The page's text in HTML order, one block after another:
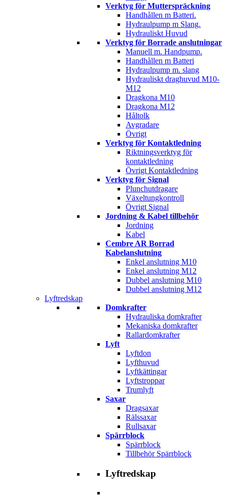
Verktyg för Mutterspräckning
Handhållen m Batteri.
Hydraulpump m Slang.
Hydrauliskt Huvud
Verktyg för Borrade anslutningar
Manuell m. Handpump.
Handhållen m Batteri
Hydraulpump m. slang
Hydrauliskt draghuvud M10-
M12
Dragkona M10
Dragkona M12
Håltolk
Avgradare
Övrigt
Verktyg för Kontaktledning
Riktningsverktyg för
kontaktledning
Övrigt Kontaktledning
Verktyg för Signal
Plunchutdragare
Växeltungkontroll
Övrigt Signal
Jordning & Kabel tillbehör
Jordning
Kabel
Cembre AR Borrad
Kabelanslutning
Enkel anslutning M10
Enkel anslutning M12
Dubbel anslutning M10
Dubbel anslutning M12
Lyftredskap
Domkrafter
Hydrauliska domkrafter
Mekaniska domkrafter
Rallardomkrafter
Lyft
Lyftdon
Lyfthuvud
Lyftkättingar
Lyftstroppar
Trumlyft
Saxar
Dragsaxar
Rälssaxar
Rullsaxar
Spärrblock
Spärrblock
Tillbehör Spärrblock
Lyftredskap